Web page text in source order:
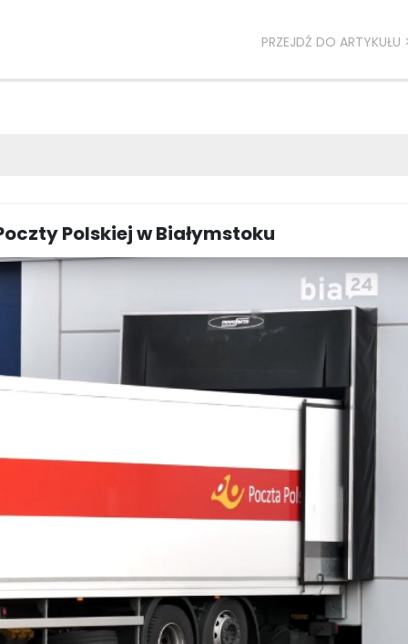
PRZEJDŹ DO ARTYKUŁU
Polskiej w Białymstoku